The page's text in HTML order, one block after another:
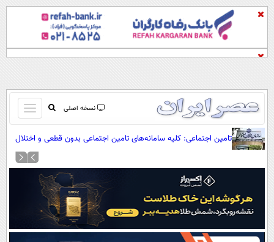
نسخه اصلی
باز
و
بسته
کردن
صفحه اول
آرشیو
نظرسنجی
آب و هوا
اوقات شرعی
تامین اجتماعی: کلیه سامانه‌های تامین اجتماعی بدون قطعی و اختلال